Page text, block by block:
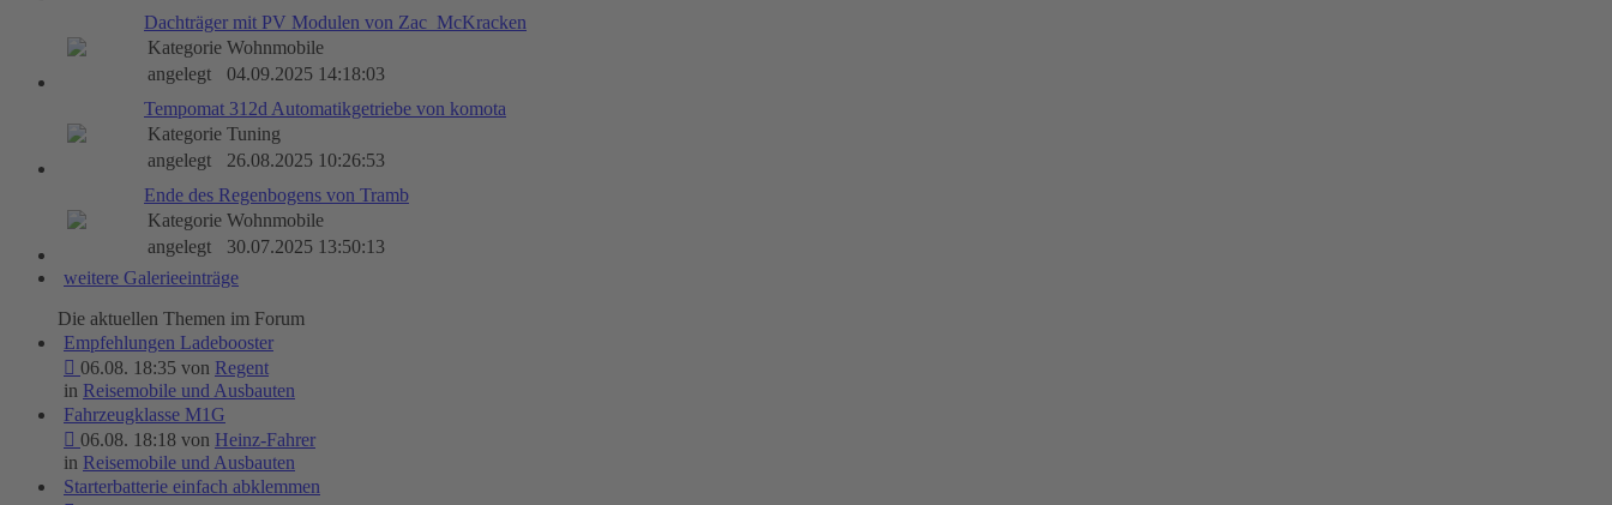
Dachträger mit PV Modulen von Zac_McKracken
Kategorie Wohnmobile
angelegt
04.09.2025 14:18:03
Tempomat 312d Automatikgetriebe von komota
Kategorie Tuning
angelegt
26.08.2025 10:26:53
Ende des Regenbogens von Tramb
Kategorie Wohnmobile
angelegt
30.07.2025 13:50:13
weitere Galerieeinträge
Die aktuellen Themen im Forum
Empfehlungen Ladebooster
06.08. 18:35 von Regent
in Reisemobile und Ausbauten
Fahrzeugklasse M1G
06.08. 18:18 von Heinz-Fahrer
in Reisemobile und Ausbauten
Starterbatterie einfach abklemmen